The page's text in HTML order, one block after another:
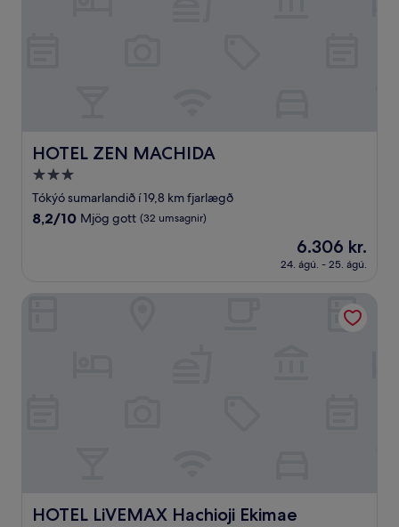
HOTEL ZEN MACHIDA
HOTEL ZEN MACHIDA
3.0
stjörnu
gististaður
Tókýó sumarlandið í 19,8 km fjarlægð
8.2
(32
8,2/10 Mjög gott (32 umsagnir)
Verðið
er
6.306 kr.
6.306 kr.
24. ágú. - 25. ágú.
HOTEL LiVEMAX Hachioji Ekimae
HOTEL LiVEMAX Hachioji Ekimae